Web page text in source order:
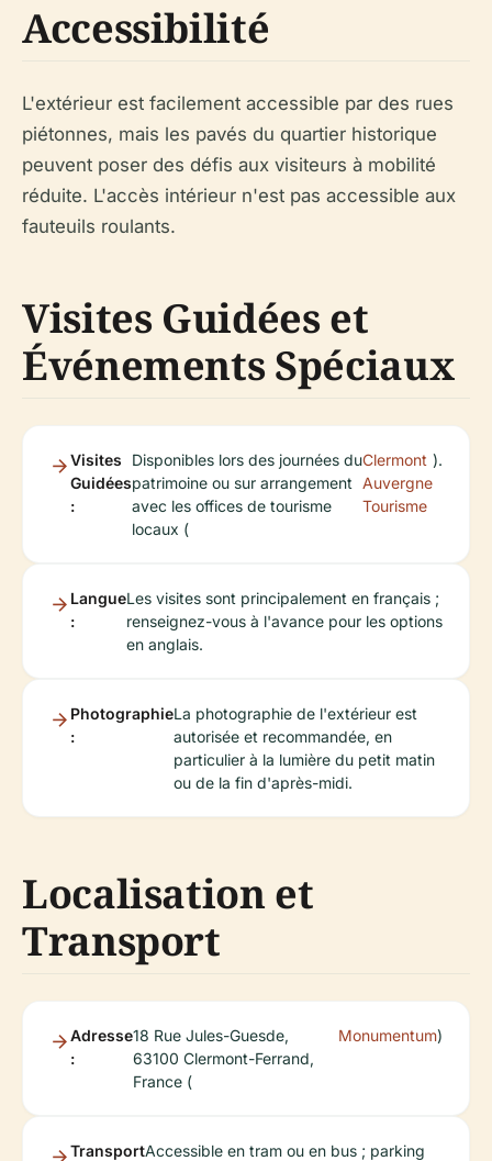
Accessibilité
L'extérieur est facilement accessible par des rues
piétonnes, mais les pavés du quartier historique
peuvent poser des défis aux visiteurs à mobilité
réduite. L'accès intérieur n'est pas accessible aux
fauteuils roulants.
Visites Guidées et
Événements Spéciaux
Visites
Guidées
:
Disponibles lors des journées du
patrimoine ou sur arrangement
avec les offices de tourisme
locaux (
Clermont
Auvergne
Tourisme
).
Langue
:
Les visites sont principalement en français ;
renseignez-vous à l'avance pour les options
en anglais.
Photographie
:
La photographie de l'extérieur est
autorisée et recommandée, en
particulier à la lumière du petit matin
ou de la fin d'après-midi.
Localisation et
Transport
Adresse
:
18 Rue Jules-Guesde,
63100 Clermont-Ferrand,
France (
Monumentum)
TransportAccessible en tram ou en bus ; parking